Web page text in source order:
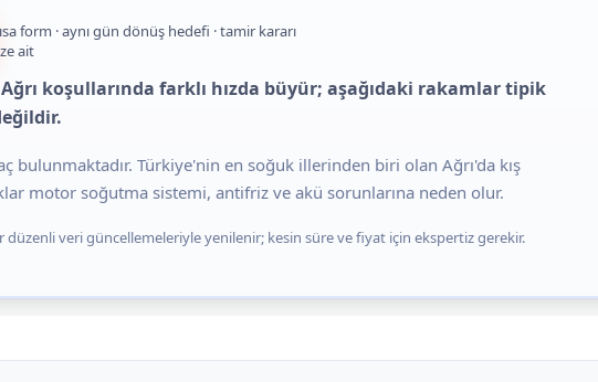
form · aynı gün dönüş hedefi · tamir kararı
ait
Ağrı koşullarında farklı hızda büyür; aşağıdaki rakamlar tipik
bulunmaktadır. Türkiye'nin en soğuk illerinden biri olan Ağrı'da kış
motor soğutma sistemi, antifriz ve akü sorunlarına neden olur.
veri güncellemeleriyle yenilenir; kesin süre ve fiyat için ekspertiz gerekir.